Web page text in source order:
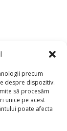
precum
despre dispozitiv.
să procesăm
unice pe acest
poate afecta